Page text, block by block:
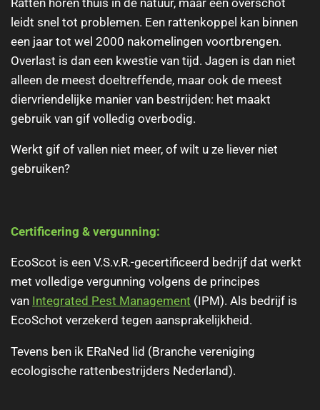
Ratten horen thuis in de natuur, maar een overschot
leidt snel tot problemen. Een rattenkoppel kan binnen
een jaar tot wel 2000 nakomelingen voortbrengen.
Overlast is dan een kwestie van tijd. Jagen is dan niet
alleen de meest doeltreffende, maar ook de meest
diervriendelijke manier van bestrijden: het maakt
gebruik van gif volledig overbodig.
Werkt gif of vallen niet meer, of wilt u ze liever niet
gebruiken?
Certificering & vergunning:
EcoScot is een V.S.v.R.-gecertificeerd bedrijf dat werkt
met volledige vergunning volgens de principes
van Integrated Pest Management (IPM). Als bedrijf is
EcoSchot verzekerd tegen aansprakelijkheid.
Tevens ben ik ERaNed lid (Branche vereniging
ecologische rattenbestrijders Nederland).